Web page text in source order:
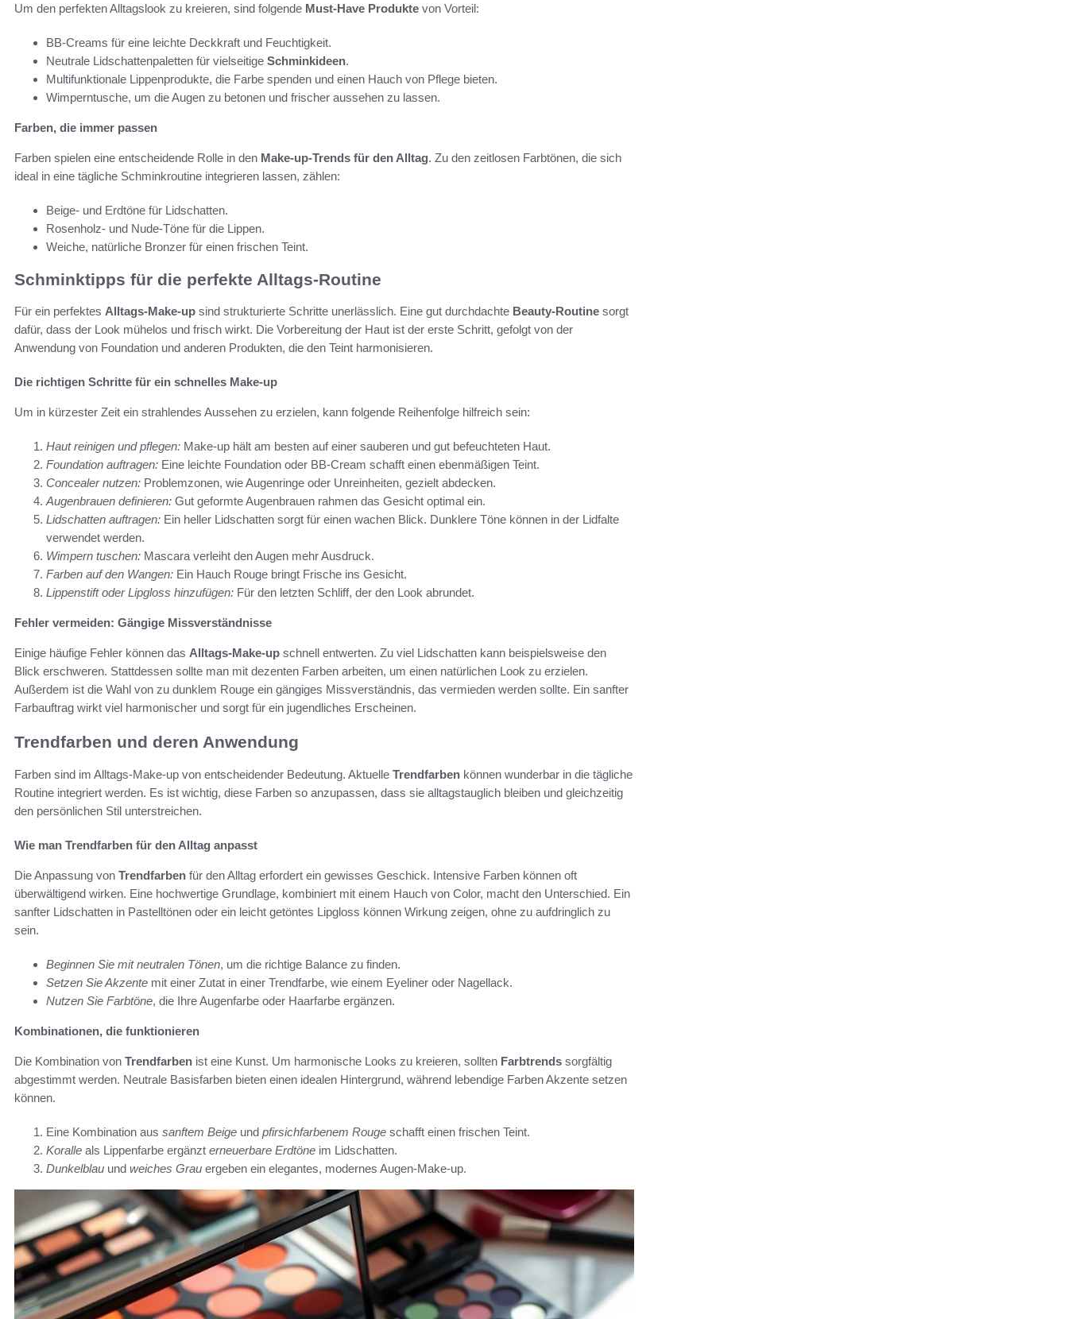
Um den perfekten Alltagslook zu kreieren, sind folgende Must-Have Produkte von Vorteil:
BB-Creams für eine leichte Deckkraft und Feuchtigkeit.
Neutrale Lidschattenpaletten für vielseitige Schminkideen.
Multifunktionale Lippenprodukte, die Farbe spenden und einen Hauch von Pflege bieten.
Wimperntusche, um die Augen zu betonen und frischer aussehen zu lassen.
Farben, die immer passen
Farben spielen eine entscheidende Rolle in den Make-up-Trends für den Alltag. Zu den zeitlosen Farbtönen, die sich
ideal in eine tägliche Schminkroutine integrieren lassen, zählen:
Beige- und Erdtöne für Lidschatten.
Rosenholz- und Nude-Töne für die Lippen.
Weiche, natürliche Bronzer für einen frischen Teint.
Schminktipps für die perfekte Alltags-Routine
Für ein perfektes Alltags-Make-up sind strukturierte Schritte unerlässlich. Eine gut durchdachte Beauty-Routine sorgt
dafür, dass der Look mühelos und frisch wirkt. Die Vorbereitung der Haut ist der erste Schritt, gefolgt von der
Anwendung von Foundation und anderen Produkten, die den Teint harmonisieren.
Die richtigen Schritte für ein schnelles Make-up
Um in kürzester Zeit ein strahlendes Aussehen zu erzielen, kann folgende Reihenfolge hilfreich sein:
Haut reinigen und pflegen: Make-up hält am besten auf einer sauberen und gut befeuchteten Haut.
Foundation auftragen: Eine leichte Foundation oder BB-Cream schafft einen ebenmäßigen Teint.
Concealer nutzen: Problemzonen, wie Augenringe oder Unreinheiten, gezielt abdecken.
Augenbrauen definieren: Gut geformte Augenbrauen rahmen das Gesicht optimal ein.
Lidschatten auftragen: Ein heller Lidschatten sorgt für einen wachen Blick. Dunklere Töne können in der Lidfalte
verwendet werden.
Wimpern tuschen: Mascara verleiht den Augen mehr Ausdruck.
Farben auf den Wangen: Ein Hauch Rouge bringt Frische ins Gesicht.
Lippenstift oder Lipgloss hinzufügen: Für den letzten Schliff, der den Look abrundet.
Fehler vermeiden: Gängige Missverständnisse
Einige häufige Fehler können das Alltags-Make-up schnell entwerten. Zu viel Lidschatten kann beispielsweise den
Blick erschweren. Stattdessen sollte man mit dezenten Farben arbeiten, um einen natürlichen Look zu erzielen.
Außerdem ist die Wahl von zu dunklem Rouge ein gängiges Missverständnis, das vermieden werden sollte. Ein sanfter
Farbauftrag wirkt viel harmonischer und sorgt für ein jugendliches Erscheinen.
Trendfarben und deren Anwendung
Farben sind im Alltags-Make-up von entscheidender Bedeutung. Aktuelle Trendfarben können wunderbar in die tägliche
Routine integriert werden. Es ist wichtig, diese Farben so anzupassen, dass sie alltagstauglich bleiben und gleichzeitig
den persönlichen Stil unterstreichen.
Wie man Trendfarben für den Alltag anpasst
Die Anpassung von Trendfarben für den Alltag erfordert ein gewisses Geschick. Intensive Farben können oft
überwältigend wirken. Eine hochwertige Grundlage, kombiniert mit einem Hauch von Color, macht den Unterschied. Ein
sanfter Lidschatten in Pastelltönen oder ein leicht getöntes Lipgloss können Wirkung zeigen, ohne zu aufdringlich zu
sein.
Beginnen Sie mit neutralen Tönen, um die richtige Balance zu finden.
Setzen Sie Akzente mit einer Zutat in einer Trendfarbe, wie einem Eyeliner oder Nagellack.
Nutzen Sie Farbtöne, die Ihre Augenfarbe oder Haarfarbe ergänzen.
Kombinationen, die funktionieren
Die Kombination von Trendfarben ist eine Kunst. Um harmonische Looks zu kreieren, sollten Farbtrends sorgfältig
abgestimmt werden. Neutrale Basisfarben bieten einen idealen Hintergrund, während lebendige Farben Akzente setzen
können.
Eine Kombination aus sanftem Beige und pfirsichfarbenem Rouge schafft einen frischen Teint.
Koralle als Lippenfarbe ergänzt erneuerbare Erdtöne im Lidschatten.
Dunkelblau und weiches Grau ergeben ein elegantes, modernes Augen-Make-up.